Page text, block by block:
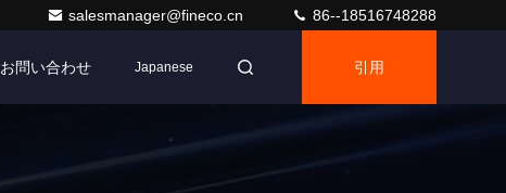
salesmanager@fineco.cn 86--18516748288
お問い合わせ Japanese 引用